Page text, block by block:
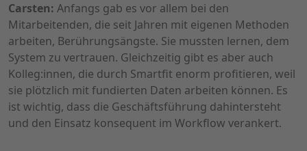
Carsten: Anfangs gab es vor allem bei den
Mitarbeitenden, die seit Jahren mit eigenen Methoden
arbeiten, Berührungsängste. Sie mussten lernen, dem
System zu vertrauen. Gleichzeitig gibt es aber auch
Kolleg:innen, die durch Smartfit enorm profitieren, weil
sie plötzlich mit fundierten Daten arbeiten können. Es
ist wichtig, dass die Geschäftsführung dahintersteht
und den Einsatz konsequent im Workflow verankert.